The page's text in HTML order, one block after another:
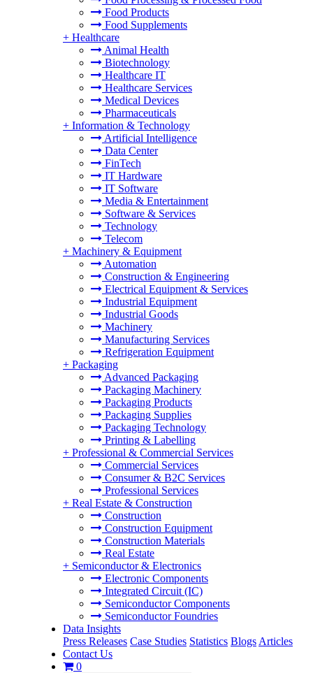
Food Products
Food Supplements
+ Healthcare
Animal Health
Biotechnology
Healthcare IT
Healthcare Services
Medical Devices
Pharmaceuticals
+ Information & Technology
Artificial Intelligence
Data Center
FinTech
IT Hardware
IT Software
Media & Entertainment
Software & Services
Technology
Telecom
+ Machinery & Equipment
Automation
Construction & Engineering
Electrical Equipment & Services
Industrial Equipment
Industrial Goods
Machinery
Manufacturing Services
Refrigeration Equipment
+ Packaging
Advanced Packaging
Packaging Machinery
Packaging Products
Packaging Supplies
Packaging Technology
Printing & Labelling
+ Professional & Commercial Services
Commercial Services
Consumer & B2C Services
Professional Services
+ Real Estate & Construction
Construction
Construction Equipment
Construction Materials
Real Estate
+ Semiconductor & Electronics
Electronic Components
Integrated Circuit (IC)
Semiconductor Components
Semiconductor Foundries
Data Insights
Press Releases Case Studies Statistics Blogs Articles
Contact Us
0